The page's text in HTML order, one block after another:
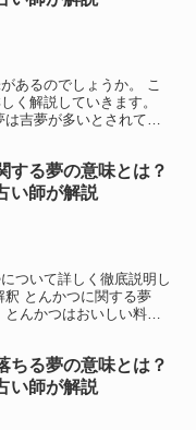
あるのでしょうか。 こ
く解説していきます。
吉夢が多いとされてい
する夢の意味とは？
い師が解説
ついて詳しく徹底説明し
とんかつに関する夢
んかつはおいしい料理
ちる夢の意味とは？
い師が解説